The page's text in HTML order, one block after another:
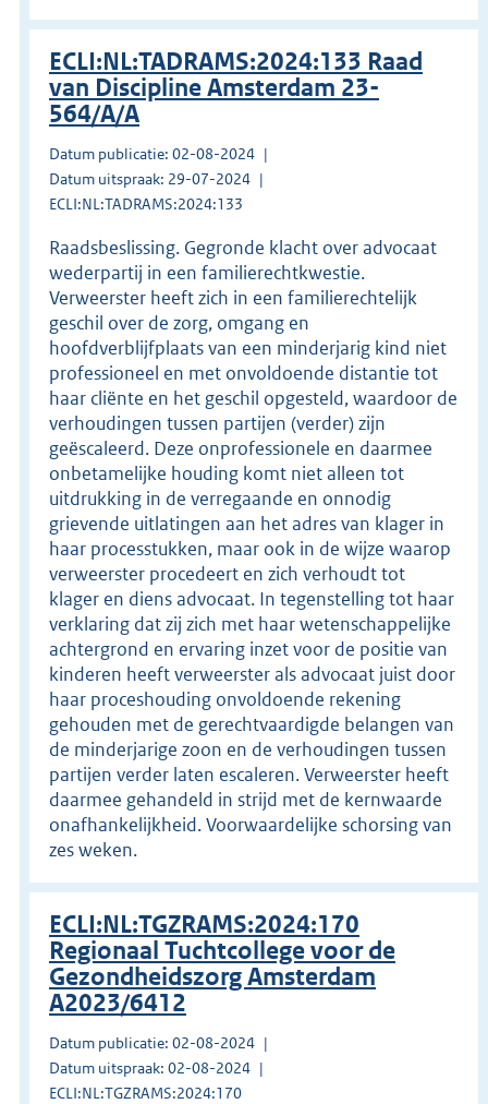
ECLI:NL:TADRAMS:2024:133 Raad
van Discipline Amsterdam 23-
564/A/A
Datum publicatie: 02-08-2024
Datum uitspraak: 29-07-2024
ECLI:NL:TADRAMS:2024:133
Raadsbeslissing. Gegronde klacht over advocaat
wederpartij in een familierechtkwestie.
Verweerster heeft zich in een familierechtelijk
geschil over de zorg, omgang en
hoofdverblijfplaats van een minderjarig kind niet
professioneel en met onvoldoende distantie tot
haar cliënte en het geschil opgesteld, waardoor de
verhoudingen tussen partijen (verder) zijn
geëscaleerd. Deze onprofessionele en daarmee
onbetamelijke houding komt niet alleen tot
uitdrukking in de verregaande en onnodig
grievende uitlatingen aan het adres van klager in
haar processtukken, maar ook in de wijze waarop
verweerster procedeert en zich verhoudt tot
klager en diens advocaat. In tegenstelling tot haar
verklaring dat zij zich met haar wetenschappelijke
achtergrond en ervaring inzet voor de positie van
kinderen heeft verweerster als advocaat juist door
haar proceshouding onvoldoende rekening
gehouden met de gerechtvaardigde belangen van
de minderjarige zoon en de verhoudingen tussen
partijen verder laten escaleren. Verweerster heeft
daarmee gehandeld in strijd met de kernwaarde
onafhankelijkheid. Voorwaardelijke schorsing van
zes weken.
ECLI:NL:TGZRAMS:2024:170
Regionaal Tuchtcollege voor de
Gezondheidszorg Amsterdam
A2023/6412
Datum publicatie: 02-08-2024
Datum uitspraak: 02-08-2024
ECLI:NL:TGZRAMS:2024:170